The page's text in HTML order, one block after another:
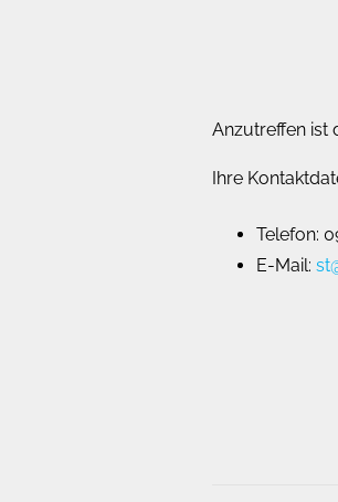
Anzutreffen ist
Ihre
Telefon:
E-Mail: